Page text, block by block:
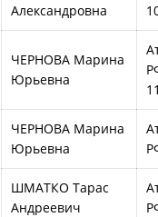
Александровна
ЧЕРНОВА Марина
Юрьевна
ЧЕРНОВА Марина
Юрьевна
ШМАТКО Тарас
Андреевич